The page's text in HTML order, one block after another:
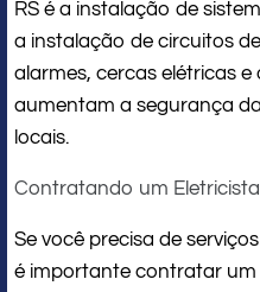
RS é a instalação de
a instalação de circuitos
alarmes, cercas elétricas
aumentam a segurança
locais.
Contratando um
Se você precisa de
é importante contratar um